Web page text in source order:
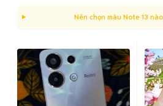
Nên chọn màu Note 13